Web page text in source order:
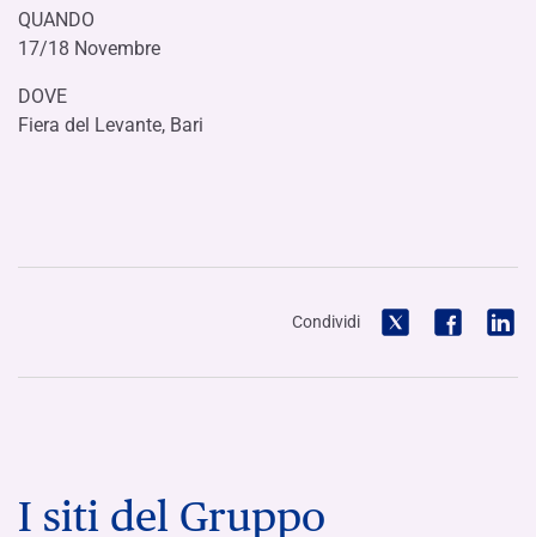
QUANDO
17/18 Novembre
DOVE
Fiera del Levante, Bari
Condividi
I siti del Gruppo